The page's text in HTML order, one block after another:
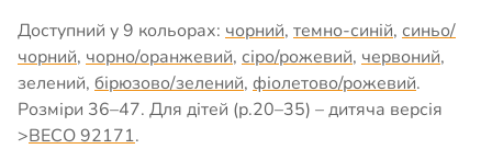
Доступний у 9 кольорах: чорний, темно-синій, синьо/
чорний, чорно/оранжевий, сіро/рожевий, червоний,
зелений, бірюзово/зелений, фіолетово/рожевий.
Розміри 36–47. Для дітей (р.20–35) – дитяча версія
>BECO 92171.